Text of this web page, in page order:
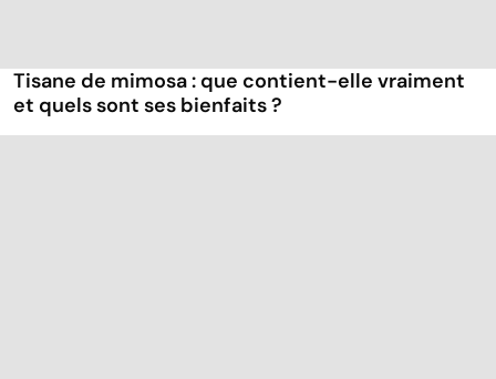
Tisane de mimosa : que contient-elle vraiment
et quels sont ses bienfaits ?